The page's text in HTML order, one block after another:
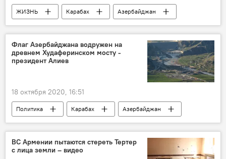
ЖИЗНЬ Карабах
Азербайджан
Новости
пленные
Государственная комиссия по делам пленных, без вести пропавших и заложников АР
Флаг Азербайджана водружен на
древнем Худаферинском мосту -
президент Алиев
18 октября 2020, 16:51
Политика Карабах
Азербайджан
Новости
Худаферин
Мост
Флаг
Контрнаступление войск Азербайджана
ВС Армении пытаются стереть Тертер
с лица земли – видео